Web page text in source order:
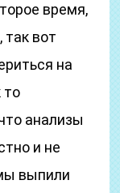
время,
так вот
на
то
анализы
и не
выпили